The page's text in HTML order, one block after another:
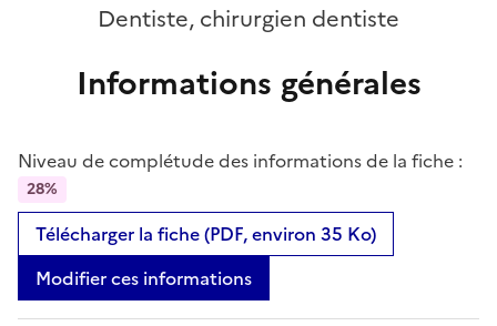
Dentiste, chirurgien dentiste
Informations générales
Niveau de complétude des informations de la fiche :
28%
Télécharger la fiche (PDF, environ 35 Ko)
Modifier ces informations